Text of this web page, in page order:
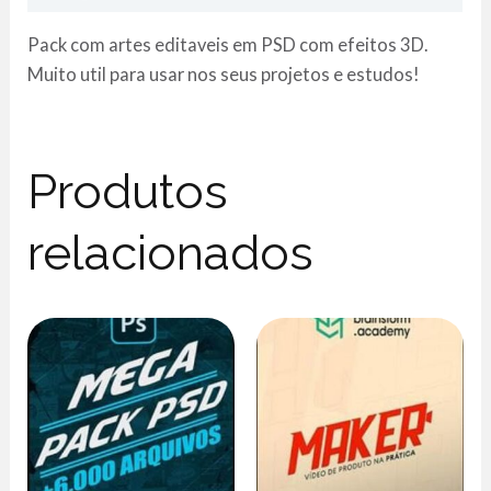
Pack com artes editaveis em PSD com efeitos 3D.
Muito util para usar nos seus projetos e estudos!
Produtos
relacionados